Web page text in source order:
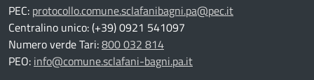
PEC: protocollo.comune.sclafanibagni.pa@pec.it
Centralino unico: (+39) 0921 541097
Numero verde Tari:800 032 814
PEO: info@comune.sclafani-bagni.pa.it